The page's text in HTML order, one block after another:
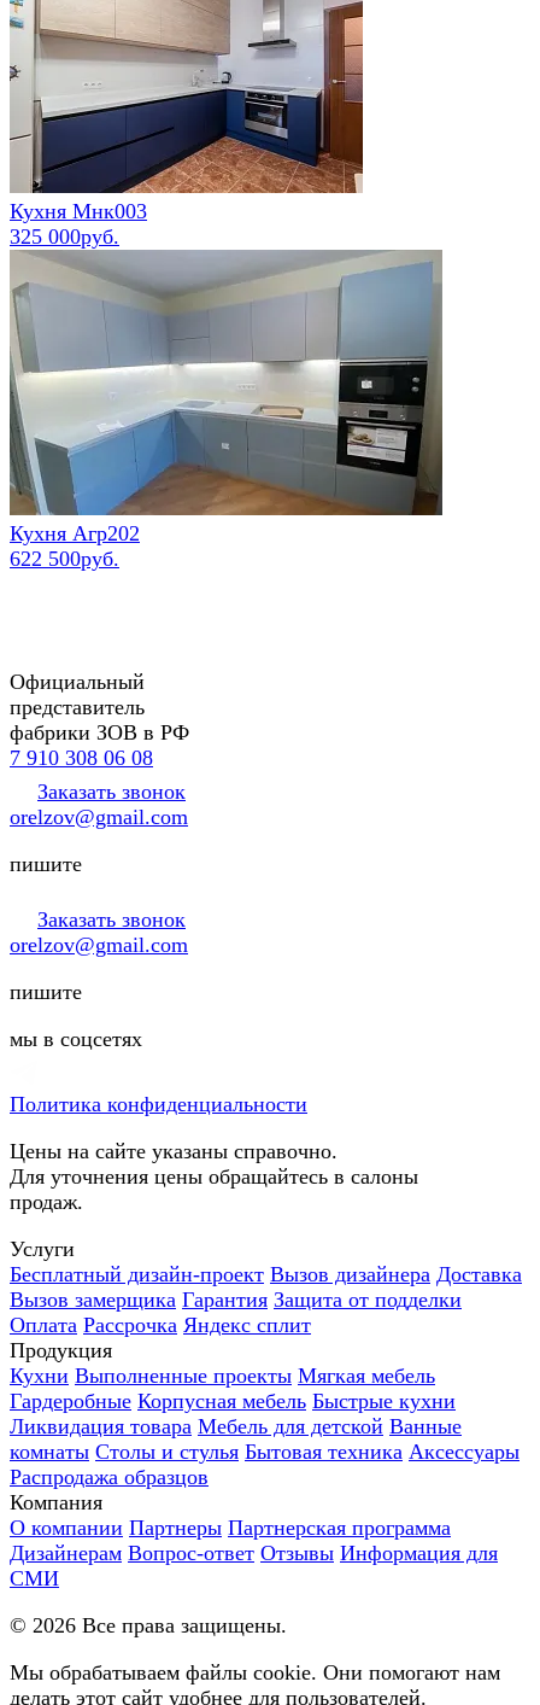
Кухня Мнк003
325 000руб.
Кухня Агр202
622 500руб.
Официальный
представитель
фабрики ЗОВ в РФ
7 910 308 06 08
Заказать звонок
orelzov@gmail.com
пишите
Заказать звонок
orelzov@gmail.com
пишите
мы в соцсетях
Политика конфиденциальности
Цены на сайте указаны справочно.
Для уточнения цены обращайтесь в салоны
продаж.
Услуги
Бесплатный дизайн-проект Вызов дизайнера Доставка
Вызов замерщика Гарантия Защита от подделки
Оплата Рассрочка Яндекс сплит
Продукция
Кухни Выполненные проекты Мягкая мебель
Гардеробные Корпусная мебель Быстрые кухни
Ликвидация товара Мебель для детской Ванные
комнаты Столы и стулья Бытовая техника Аксессуары
Распродажа образцов
Компания
О компании Партнеры Партнерская программа
Дизайнерам Вопрос-ответ Отзывы Информация для
СМИ
© 2026 Все права защищены.
Мы обрабатываем файлы cookie. Они помогают нам
делать этот сайт удобнее для пользователей.